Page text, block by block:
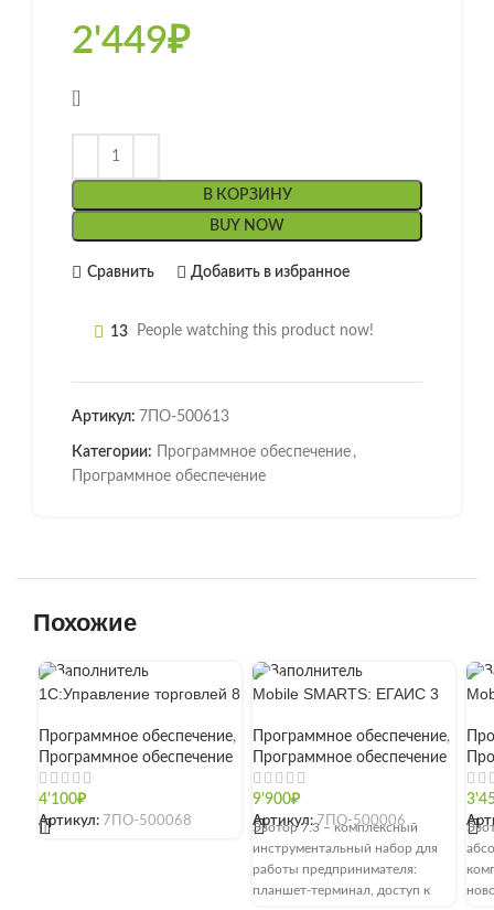
2'449₽
В КОРЗИНУ
BUY NOW
Сравнить Добавить в избранное
13 People watching this product now!
Артикул: 7ПО-500613
Категории: Программное обеспечение ,
Программное обеспечение
Похожие
1С:Управление торговлей 8
Программное обеспечение,
Программное обеспечение
4'100₽
Артикул: 7ПО-500068
[]
Mobile SMARTS: ЕГАИС 3
Программное обеспечение,
Программное обеспечение
9'900₽
Артикул:7ПО-500006
Эвотор 7.3 – комплексный
инструментальный набор для
работы предпринимателя:
планшет-терминал, доступ к